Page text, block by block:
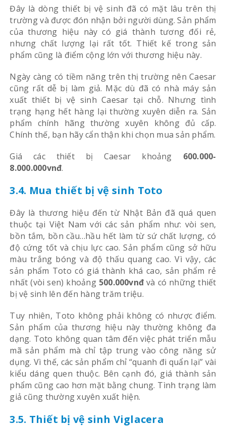
Đây là dòng thiết bị vệ sinh đã có mặt lâu trên thị
trường và được đón nhận bởi người dùng. Sản phẩm
của thương hiệu này có giá thành tương đối rẻ,
nhưng chất lượng lại rất tốt. Thiết kế trong sản
phẩm cũng là điểm cộng lớn với thương hiệu này.
Ngày càng có tiềm năng trên thị trường nên Caesar
cũng rất dễ bị làm giả. Mặc dù đã có nhà máy sản
xuất thiết bị vệ sinh Caesar tại chỗ. Nhưng tình
trạng hạng hết hàng lại thường xuyên diễn ra. Sản
phẩm chính hãng thường xuyên không đủ cấp.
Chính thế, bạn hãy cẩn thận khi chọn mua sản phẩm.
Giá các thiết bị Caesar khoảng 600.000-
8.000.000vnđ.
3.4. Mua thiết bị vệ sinh Toto
Đây là thương hiệu đến từ Nhật Bản đã quá quen
thuộc tại Việt Nam với các sản phẩm như: vòi sen,
bồn tắm, bồn cầu…hầu hết làm từ sứ chất lượng, có
độ cứng tốt và chịu lực cao. Sản phẩm cũng sở hữu
màu trắng bóng và độ thấu quang cao. Vì vậy, các
sản phẩm Toto có giá thành khá cao, sản phẩm rẻ
nhất (vòi sen) khoảng 500.000vnđ và có những thiết
bị vệ sinh lên đến hàng trăm triệu.
Tuy nhiên, Toto không phải không có nhược điểm.
Sản phẩm của thương hiệu này thường không đa
dạng. Toto không quan tâm đến việc phát triển mẫu
mã sản phẩm mà chỉ tập trung vào công năng sử
dụng. Vì thế, các sản phẩm chỉ “quanh đi quẩn lại” vài
kiểu dáng quen thuộc. Bên cạnh đó, giá thành sản
phẩm cũng cao hơn mặt bằng chung. Tình trạng làm
giả cũng thường xuyên xuất hiện.
3.5. Thiết bị vệ sinh Viglacera